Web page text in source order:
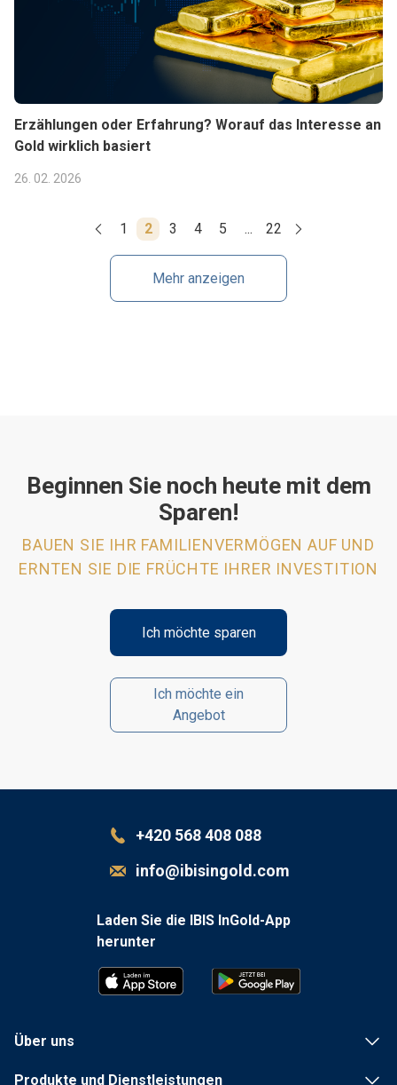
Erzählungen oder Erfahrung? Worauf das Interesse an
Gold wirklich basiert
26. 02. 2026
1 2 3 4 5 ... 22
Mehr anzeigen
Beginnen Sie noch heute mit dem
Sparen!
BAUEN SIE IHR FAMILIENVERMÖGEN AUF UND
ERNTEN SIE DIE FRÜCHTE IHRER INVESTITION
Ich möchte sparen
Ich möchte ein
Angebot
+420 568 408 088
info@ibisingold.com
Laden Sie die IBIS InGold-App
herunter
Über uns
Produkte und Dienstleistungen